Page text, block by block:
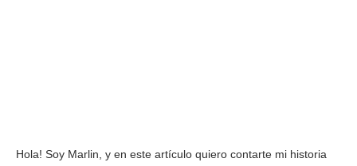
Hola! Soy Marlin, y en este artículo quiero contarte mi historia